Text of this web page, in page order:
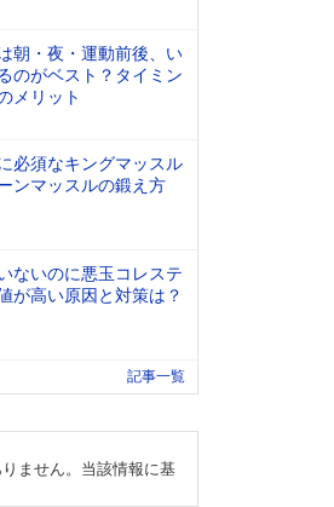
朝・夜・運動前後、い
のがベスト？タイミン
メリット
必須なキングマッスル
ンマッスルの鍛え方
ないのに悪玉コレステ
が高い原因と対策は？
記事一覧
ません。当該情報に基